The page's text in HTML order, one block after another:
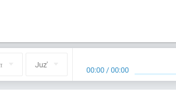
Juz' 00:00 /00:00